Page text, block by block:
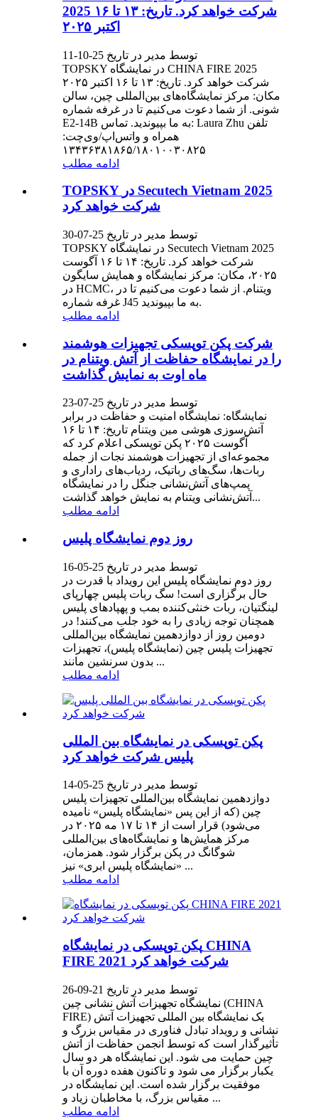
2025 شرکت خواهد کرد. تاریخ: ۱۳ تا ۱۶
اکتبر ۲۰۲۵
توسط مدیر در تاریخ 25-10-11
TOPSKY در نمایشگاه CHINA FIRE 2025
شرکت خواهد کرد. تاریخ: ۱۳ تا ۱۶ اکتبر ۲۰۲۵
مکان: مرکز نمایشگاه‌های بین‌المللی چین، سالن
شونی. از شما دعوت می‌کنیم تا در غرفه شماره
E2-14B به ما بپیوندید. تماس: Laura Zhu تلفن
همراه و واتس‌اپ/وی‌چت:
۱۳۴۳۶۳۸۱۸۶۵/۱۸۰۱۰۰۳۰۸۲۵
ادامه مطلب
TOPSKY در Secutech Vietnam 2025
شرکت خواهد کرد
توسط مدیر در تاریخ 25-07-30
TOPSKY در نمایشگاه Secutech Vietnam 2025
شرکت خواهد کرد. تاریخ: ۱۴ تا ۱۶ آگوست
۲۰۲۵، مکان: مرکز نمایشگاه و همایش سایگون
در HCMC، ویتنام. از شما دعوت می‌کنیم تا در
غرفه شماره J45 به ما بپیوندید.
ادامه مطلب
شرکت پکن توپسکی تجهیزات هوشمند
را در نمایشگاه حفاظت از آتش ویتنام در
ماه اوت به نمایش گذاشت
توسط مدیر در تاریخ 25-07-23
نمایشگاه: نمایشگاه امنیت و حفاظت در برابر
آتش‌سوزی هوشی مین ویتنام تاریخ: ۱۴ تا ۱۶
آگوست ۲۰۲۵ پکن توپسکی اعلام کرد که
مجموعه‌ای از تجهیزات هوشمند نجات از جمله
ربات‌ها، سگ‌های رباتیک، ردیاب‌های راداری و
پمپ‌های آتش‌نشانی جنگل را در نمایشگاه
آتش‌نشانی ویتنام به نمایش خواهد گذاشت...
ادامه مطلب
روز دوم نمایشگاه پلیس
توسط مدیر در تاریخ 25-05-16
روز دوم نمایشگاه پلیس این رویداد با قدرت در
حال برگزاری است! سگ ربات پلیس چهارپای
لینگتیان، ربات خنثی‌کننده بمب و پهپادهای پلیس
همچنان توجه زیادی را به خود جلب می‌کنند! در
دومین روز از دوازدهمین نمایشگاه بین‌المللی
تجهیزات پلیس چین (نمایشگاه پلیس)، تجهیزات
بدون سرنشین مانند ...
ادامه مطلب
پکن توپسکی در نمایشگاه بین المللی
پلیس شرکت خواهد کرد
توسط مدیر در تاریخ 25-05-14
دوازدهمین نمایشگاه بین‌المللی تجهیزات پلیس
چین (که از این پس «نمایشگاه پلیس» نامیده
می‌شود) قرار است از ۱۴ تا ۱۷ مه ۲۰۲۵ در
مرکز همایش‌ها و نمایشگاه‌های بین‌المللی
شوگانگ در پکن برگزار شود. همزمان،
«نمایشگاه پلیس ابری» نیز ...
ادامه مطلب
پکن توپسکی در نمایشگاه CHINA
FIRE 2021 شرکت خواهد کرد
توسط مدیر در تاریخ 21-09-26
نمایشگاه تجهیزات آتش نشانی چین (CHINA
FIRE) یک نمایشگاه بین المللی تجهیزات آتش
نشانی و رویداد تبادل فناوری در مقیاس بزرگ و
تأثیرگذار است که توسط انجمن حفاظت از آتش
چین حمایت می شود. این نمایشگاه هر دو سال
یکبار برگزار می شود و تاکنون هفده دوره آن با
موفقیت برگزار شده است. این نمایشگاه در
مقیاس بزرگ، با مخاطبان زیاد و ...
ادامه مطلب